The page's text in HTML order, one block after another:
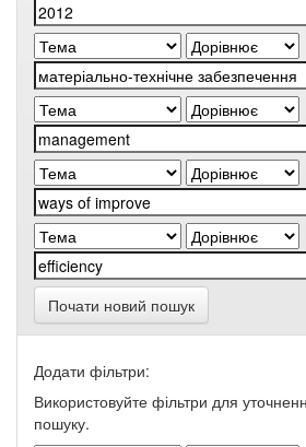
Почати новий пошук
Додати фільтри:
Використовуйте фільтри для
пошуку.